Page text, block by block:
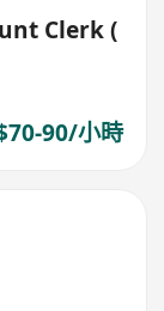
Clerk (
90/小時